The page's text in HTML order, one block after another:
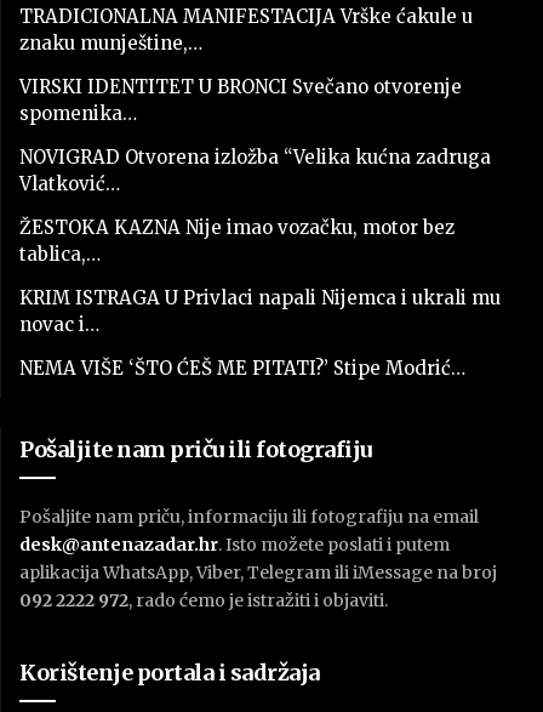
TRADICIONALNA MANIFESTACIJA Vrške ćakule u
znaku munještine,…
VIRSKI IDENTITET U BRONCI Svečano otvorenje
spomenika…
NOVIGRAD Otvorena izložba “Velika kućna zadruga
Vlatković…
ŽESTOKA KAZNA Nije imao vozačku, motor bez
tablica,…
KRIM ISTRAGA U Privlaci napali Nijemca i ukrali mu
novac i…
NEMA VIŠE ‘ŠTO ĆEŠ ME PITATI?’ Stipe Modrić…
Pošaljite nam priču ili fotografiju
Pošaljite nam priču, informaciju ili fotografiju na email
desk@antenazadar.hr. Isto možete poslati i putem
aplikacija WhatsApp, Viber, Telegram ili iMessage na broj
092 2222 972, rado ćemo je istražiti i objaviti.
Korištenje portala i sadržaja